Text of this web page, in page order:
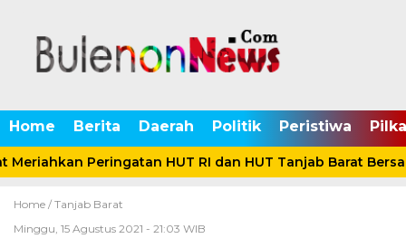
Home Berita Daerah Politik Peristiwa
Peringatan HUT RI dan HUT Tanjab Barat
Home / Tanjab Barat
Minggu, 15 Agustus 2021 - 21:03 WIB